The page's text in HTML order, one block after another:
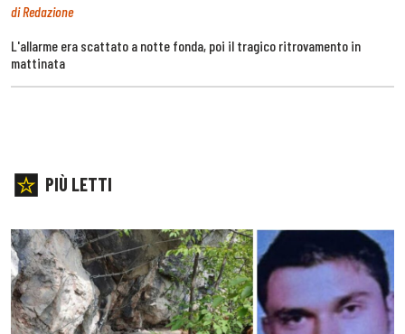
di Redazione
L'allarme era scattato a notte fonda, poi il tragico ritrovamento in
mattinata
PIÙ LETTI